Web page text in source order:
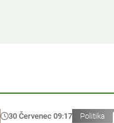
30 Červenec 09:17 Politika